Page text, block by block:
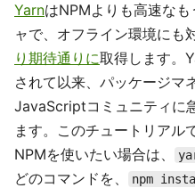
YarnはNPMよりも高速な
ャで、オフライン環境にも
り期待通りに取得します。
されて以来、パッケージマ
JavaScriptコミュニティに
ます。このチュートリアル
NPMを使いたい場合は、
どのコマンドを、
npm